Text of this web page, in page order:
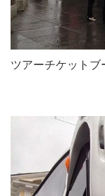
ツアーチケットブ